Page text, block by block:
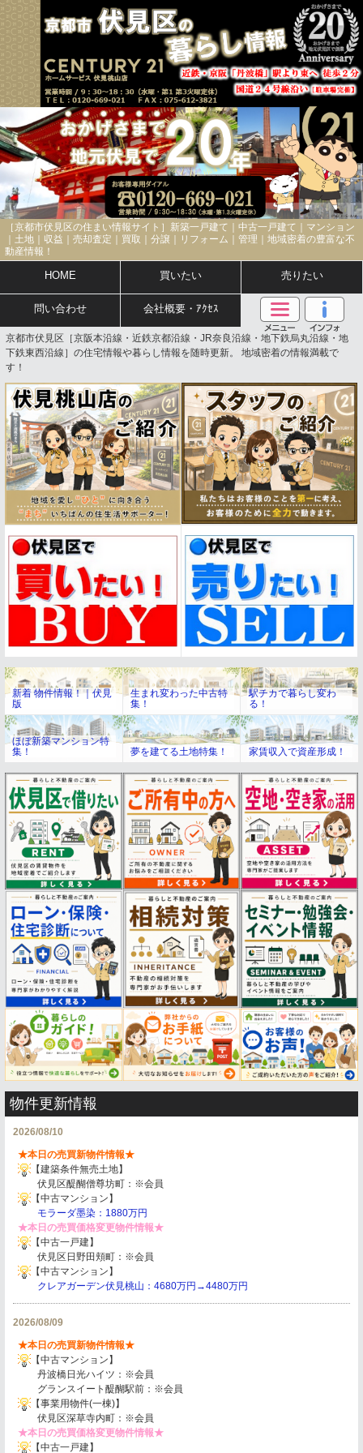
［京都市伏見区の住まい情報サイト］新築一戸建て｜中古一戸建て｜マンション
｜土地｜収益｜売却査定｜買取｜分譲｜リフォーム｜管理｜地域密着の豊富な不
動産情報！
HOME 買いたい 売りたい
問い合わせ 会社概要・ｱｸｾｽ
京都市伏見区［京阪本沿線・近鉄京都沿線・JR奈良沿線・地下鉄烏丸沿線・地
下鉄東西沿線］の住宅情報や暮らし情報を随時更新。 地域密着の情報満載で
す！
新着 物件情報！｜伏見
版
生まれ変わった中古特
集！
駅チカで暮らし変わ
る！
ほぼ新築マンション特
集！
夢を建てる土地特集！ 家賃収入で資産形成！
物件更新情報
2026/08/10
★本日の売買新物件情報★
【建築条件無売土地】
伏見区醍醐僧尊坊町：※会員
【中古マンション】
モラーダ墨染 ：1880万円
★本日の売買価格変更物件情報★
【中古一戸建】
伏見区日野田頬町：※会員
【中古マンション】
クレアガーデン伏見桃山：4680万円→4480万円
2026/08/09
★本日の売買新物件情報★
【中古マンション】
丹波橋日光ハイツ：※会員
グランスイート醍醐駅前：※会員
【事業用物件(一棟)】
伏見区深草寺内町：※会員
★本日の売買価格変更物件情報★
【中古一戸建】